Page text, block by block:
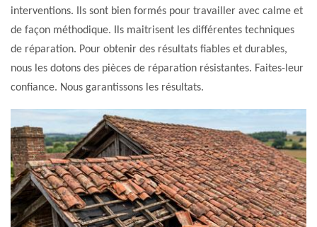
interventions. Ils sont bien formés pour travailler avec calme et
de façon méthodique. Ils maitrisent les différentes techniques
de réparation. Pour obtenir des résultats fiables et durables,
nous les dotons des pièces de réparation résistantes. Faites-leur
confiance. Nous garantissons les résultats.